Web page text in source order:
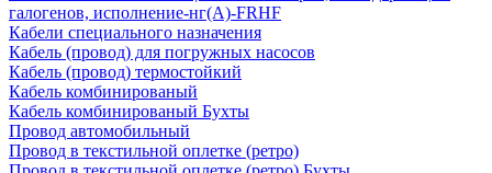
галогенов, исполнение-нг(А)-FRHF
Кабели специального назначения
Кабель (провод) для погружных насосов
Кабель (провод) термостойкий
Кабель комбинированый
Кабель комбинированый Бухты
Провод автомобильный
Провод в текстильной оплетке (ретро)